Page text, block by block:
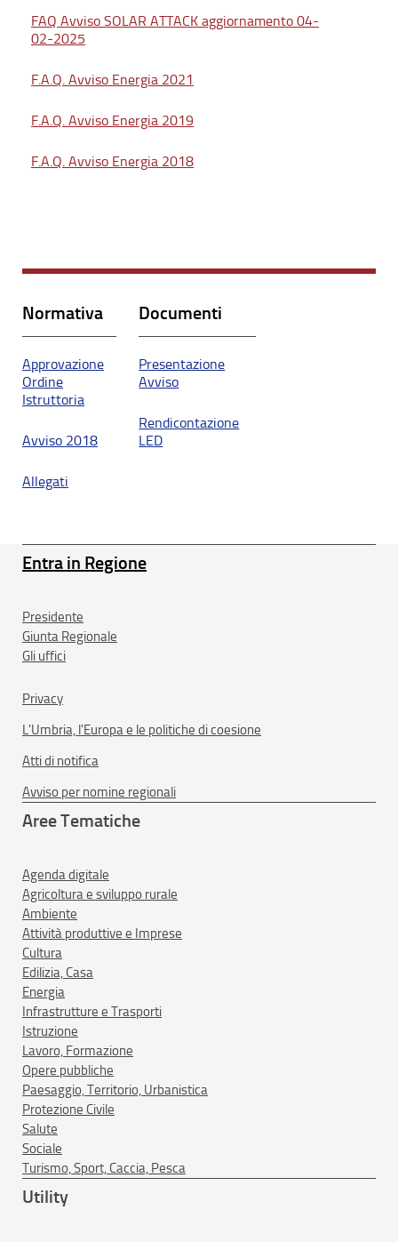
FAQ Avviso SOLAR ATTACK aggiornamento 04-
02-2025
F.A.Q. Avviso Energia 2021
F.A.Q. Avviso Energia 2019
F.A.Q. Avviso Energia 2018
Normativa
Approvazione
Ordine
Istruttoria
Avviso 2018
Allegati
Documenti
Presentazione
Avviso
Rendicontazione
LED
Entra in Regione
Presidente
Giunta Regionale
Gli uffici
Privacy
L'Umbria, l'Europa e le politiche di coesione
Atti di notifica
Avviso per nomine regionali
Aree Tematiche
Agenda digitale
Agricoltura e sviluppo rurale
Ambiente
Attività produttive e Imprese
Cultura
Edilizia, Casa
Energia
Infrastrutture e Trasporti
Istruzione
Lavoro, Formazione
Opere pubbliche
Paesaggio, Territorio, Urbanistica
Protezione Civile
Salute
Sociale
Turismo, Sport, Caccia, Pesca
Utility